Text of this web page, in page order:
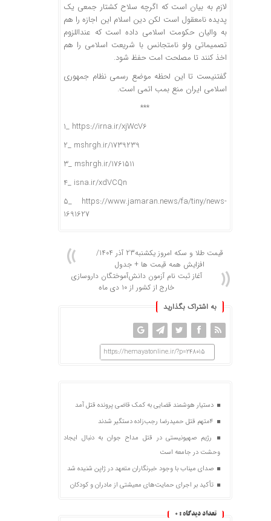
لازم به بیان است که اگرچه سلاح کشتار جمعی یک
پدیده نامعقول است لکن دین اسلام این اجازه را هم
به والیان حکومت اسلامی داده است که عنداللزوم
تصمیماتی ولو نامتجانس با شریعت اسلامی را هم
اخذ کنند تا مصلحت امت حفظ شود.
گفتنیست تا این لحظه موضع رسمی نظام جمهوری
اسلامی ایران منع بمب اتمی است.
***
1_ https://irna.ir/xjWcV6
2_ mshrgh.ir/1739239
3_ mshrgh.ir/1761511
4_ isna.ir/xdVCQn
5_ https://www.jamaran.news/fa/tiny/news-
1691627
قیمت طلا و سکه امروز یکشنبه23 آذر 1404/
افزایش همه قیمت ها + جدول
آغاز ثبت نام آزمون دانش‌آموختگان داروسازی
خارج از کشور از ۱۰ دی ماه
به اشتراک بگذارید
https://hemayatonline.ir/?p=248015
دستیار هوشمند قضایی به کمک قاضی پرونده قتل آمد
رژیم صهیونیستی در قتل مداح جوان به دنبال ایجاد
وحشت در جامعه است
صدای میناب با وجود خبرنگاران متعهد در ژاپن شنیده شد
تأکید بر اجرای حمایت‌های معیشتی از مادران و کودکان
تعداد دیدگاه : 0